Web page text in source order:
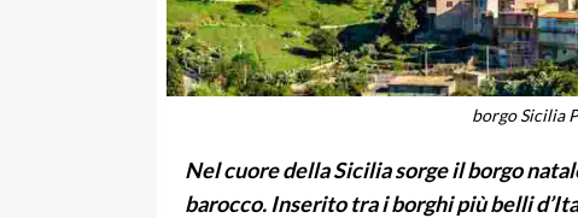
borgo Sicilia
Nel cuore della Sicilia sorge il borgo
barocco. Inserito tra i borghi più belli